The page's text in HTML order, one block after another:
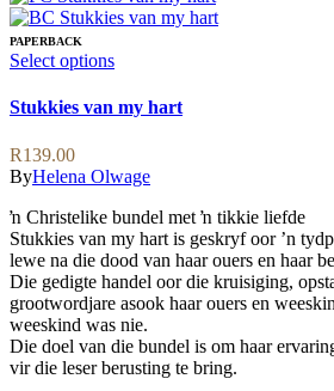
PAPERBACK
Select optionsThis
has
multiple
options
may
be
chosen
on
the
product
page
Stukkies van my hart
R139.00
ByHelena Olwage
ŉ Christelike bundel met ŉ tikkie liefde
Stukkies van my hart is geskryf oor ’n
lewe na die dood van haar ouers en haar
Die gedigte handel oor die kruisiging,
grootwordjare asook haar ouers en
weeskind was nie.
Die doel van die bundel is om haar
vir die leser berusting te bring.